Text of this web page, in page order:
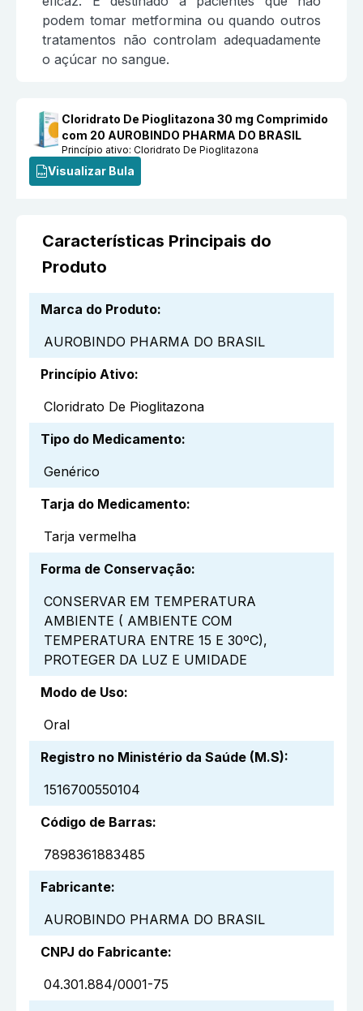
podem tomar metformina ou quando outros
tratamentos não controlam adequadamente
o açúcar no sangue.
Cloridrato De Pioglitazona 30 mg Comprimido
com 20 AUROBINDO PHARMA DO BRASIL
Princípio ativo:Cloridrato De Pioglitazona
Visualizar Bula
Características Principais do
Produto
Marca do Produto:
AUROBINDO PHARMA DO BRASIL
Princípio Ativo:
Cloridrato De Pioglitazona
Tipo do Medicamento:
Genérico
Tarja do Medicamento:
Tarja vermelha
Forma de Conservação:
CONSERVAR EM TEMPERATURA
AMBIENTE ( AMBIENTE COM
TEMPERATURA ENTRE 15 E 30ºC),
PROTEGER DA LUZ E UMIDADE
Modo de Uso:
Oral
Registro no Ministério da Saúde (M.S):
1516700550104
Código de Barras:
7898361883485
Fabricante:
AUROBINDO PHARMA DO BRASIL
CNPJ do Fabricante:
04.301.884/0001-75